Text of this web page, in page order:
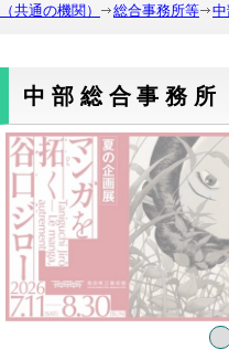
（共通の機関）
総合事務所等
中部総合事務所